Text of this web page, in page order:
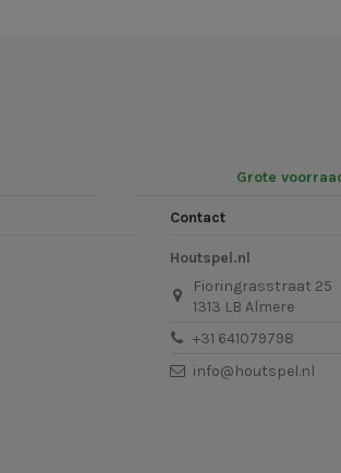
Grote
Contact
Houtspel.nl
Fioringrasstraat 25
1313 LB Almere
+31 641079798
info@houtspel.nl